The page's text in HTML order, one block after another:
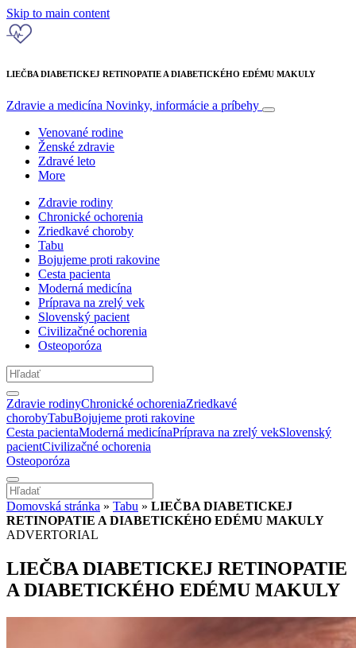
Skip to main content
LIEČBA DIABETICKEJ RETINOPATIE A DIABETICKÉHO EDÉMU MAKULY
Zdravie a medicína Novinky, informácie a príbehy
Venované rodine
Ženské zdravie
Zdravé leto
More
Zdravie rodiny
Chronické ochorenia
Zriedkavé choroby
Tabu
Bojujeme proti rakovine
Cesta pacienta
Moderná medicína
Príprava na zrelý vek
Slovenský pacient
Civilizačné ochorenia
Osteoporóza
Zdravie rodinyChronické ochoreniaZriedkavé
chorobyTabuBojujeme proti rakovine
Cesta pacientaModerná medicínaPríprava na zrelý vekSlovenský
pacientCivilizačné ochorenia
Osteoporóza
Domovská stránka » Tabu » LIEČBA DIABETICKEJ
RETINOPATIE A DIABETICKÉHO EDÉMU MAKULY
ADVERTORIAL
LIEČBA DIABETICKEJ RETINOPATIE
A DIABETICKÉHO EDÉMU MAKULY